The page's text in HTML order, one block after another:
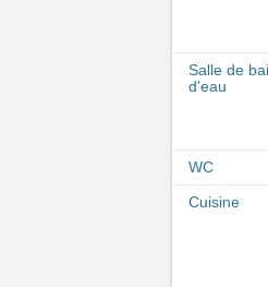
Salle de
d'eau
WC
Cuisine